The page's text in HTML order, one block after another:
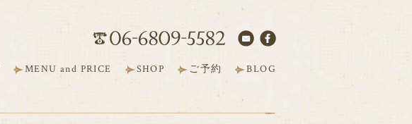
MENU and PRICE SHOP ご予約 BLOG